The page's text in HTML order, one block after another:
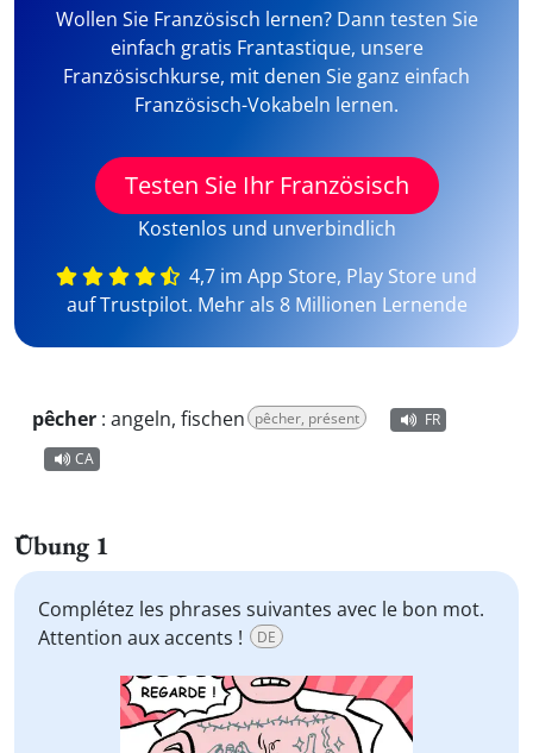
Wollen Sie Französisch lernen? Dann testen Sie
einfach gratis Frantastique, unsere
Französischkurse, mit denen Sie ganz einfach
Französisch-Vokabeln lernen.
Testen Sie Ihr Französisch
Kostenlos und unverbindlich
4,7 im App Store, Play Store und
auf Trustpilot. Mehr als 8 Millionen Lernende
pêcher : angeln, fischen pêcher, présent
FR
CA
Übung 1
Complétez les phrases suivantes avec le bon mot.
Attention aux accents !
DE